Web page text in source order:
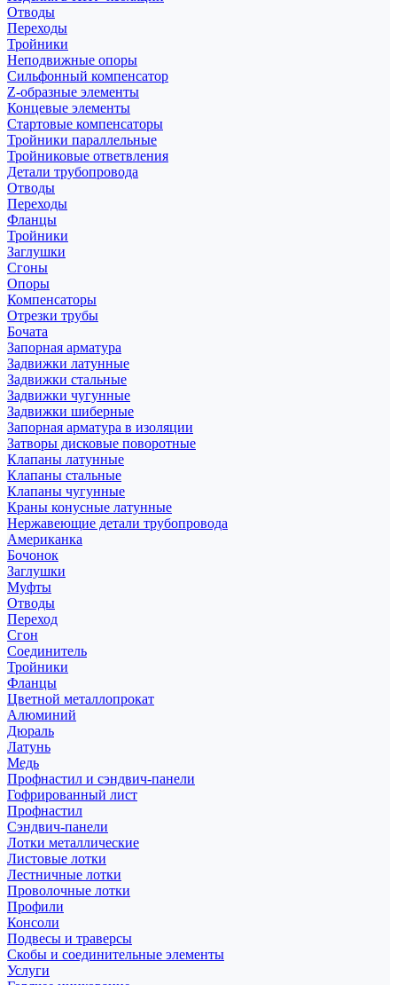
Отводы
Переходы
Тройники
Неподвижные опоры
Cильфонный компенсатор
Z-образные элементы
Концевые элементы
Стартовые компенсаторы
Тройники параллельные
Тройниковые ответвления
Детали трубопровода
Отводы
Переходы
Фланцы
Тройники
Заглушки
Сгоны
Опоры
Компенсаторы
Отрезки трубы
Бочата
Запорная арматура
Задвижки латунные
Задвижки стальные
Задвижки чугунные
Задвижки шиберные
Запорная арматура в изоляции
Затворы дисковые поворотные
Клапаны латунные
Клапаны стальные
Клапаны чугунные
Краны конусные латунные
Нержавеющие детали трубопровода
Американка
Бочонок
Заглушки
Муфты
Отводы
Переход
Сгон
Соединитель
Тройники
Фланцы
Цветной металлопрокат
Алюминий
Дюраль
Латунь
Медь
Профнастил и сэндвич-панели
Гофрированный лист
Профнастил
Сэндвич-панели
Лотки металлические
Листовые лотки
Лестничные лотки
Проволочные лотки
Профили
Консоли
Подвесы и траверсы
Скобы и соединительные элементы
Услуги